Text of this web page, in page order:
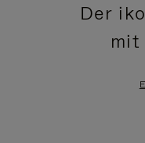
Der
mit